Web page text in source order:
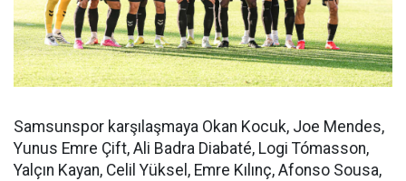
Samsunspor karşılaşmaya Okan Kocuk, Joe Mendes,
Yunus Emre Çift, Ali Badra Diabaté, Logi Tómasson,
Yalçın Kayan, Celil Yüksel, Emre Kılınç, Afonso Sousa,